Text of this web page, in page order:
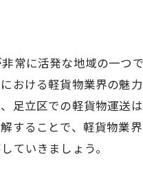
常に活発な地域の一つ
おける軽貨物業界の魅
足立区での軽貨物運送
することで、軽貨物業
ていきましょう。